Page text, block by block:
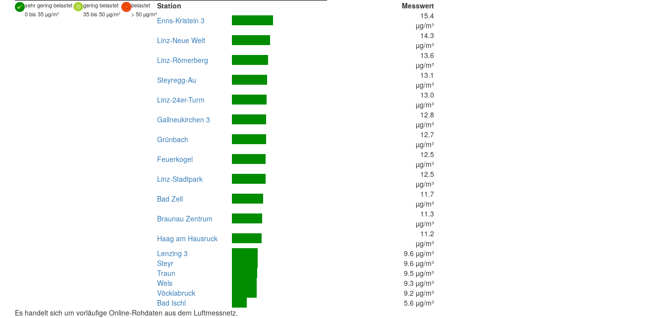
sehr gering belastet gering belastet
belastet
0 bis 35 µg/m³
35 bis 50 µg/m³ > 50 µg/m³
Station
Messwert
Enns-Kristein 3
15.4
µg/m³
Linz-Neue Welt
14.3
µg/m³
Linz-Römerberg
13.6
µg/m³
Steyregg-Au
13.1
µg/m³
Linz-24er-Turm
13.0
µg/m³
Gallneukirchen 3
12.8
µg/m³
Grünbach
12.7
µg/m³
Feuerkogel
12.5
µg/m³
Linz-Stadtpark
12.5
µg/m³
Bad Zell
11.7
µg/m³
Braunau Zentrum
11.3
µg/m³
Haag am Hausruck
11.2
µg/m³
Lenzing 3
9.6 µg/m³
Steyr
9.6 µg/m³
Traun
9.5 µg/m³
Wels
9.3 µg/m³
Vöcklabruck
9.2 µg/m³
Bad Ischl
5.6 µg/m³
Es handelt sich um vorläufige Online-Rohdaten aus dem Luftmessnetz.